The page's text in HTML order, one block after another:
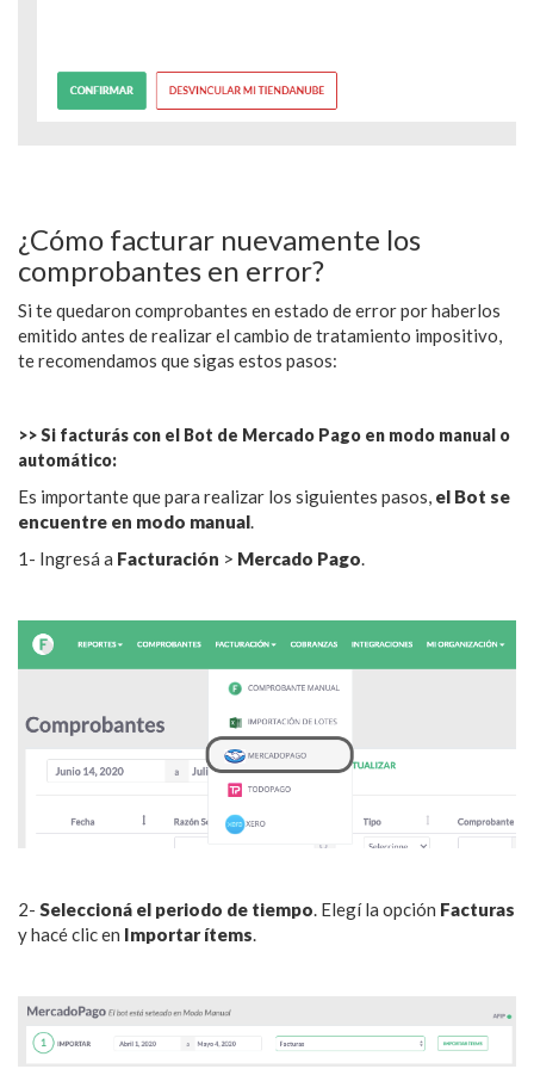
¿Cómo facturar nuevamente los
comprobantes en error?
Si te quedaron comprobantes en estado de error por haberlos
emitido antes de realizar el cambio de tratamiento impositivo,
te recomendamos que sigas estos pasos:
>> Si facturás con el Bot de Mercado Pago en modo manual o
automático:
Es importante que para realizar los siguientes pasos, el Bot se
encuentre en modo manual.
1- Ingresá a Facturación > Mercado Pago.
2- Seleccioná el periodo de tiempo. Elegí la opción Facturas
y hacé clic en Importar ítems.